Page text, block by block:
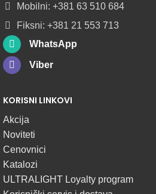
POGLEDAJ
Mobilni: +381 63 510 684
Fiksni: +381 21 553 713
WhatsApp
Viber
KORISNI LINKOVI
Akcija
Noviteti
Cenovnici
Katalozi
ULTRALIGHT Loyalty program